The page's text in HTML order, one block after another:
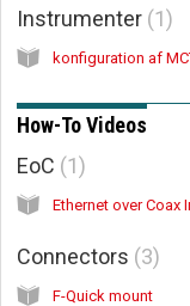
Instrumenter 1
konfiguration af
How-To Videos
EoC 1
Ethernet over
Connectors 3
F-Quick mount